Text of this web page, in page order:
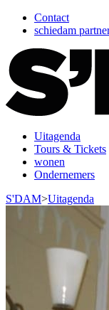
Contact
schiedam
Uitagenda
Tours & Tickets
wonen
Ondernemers
S'DAM>Uitagenda